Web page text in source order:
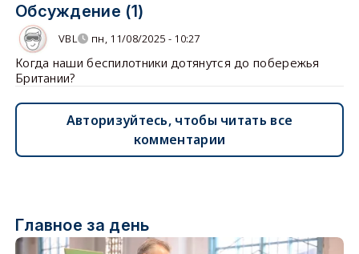
Обсуждение (1)
VBL пн, 11/08/2025 - 10:27
Когда наши беспилотники дотянутся до побережья
Британии?
Авторизуйтесь, чтобы читать все
комментарии
Главное за день